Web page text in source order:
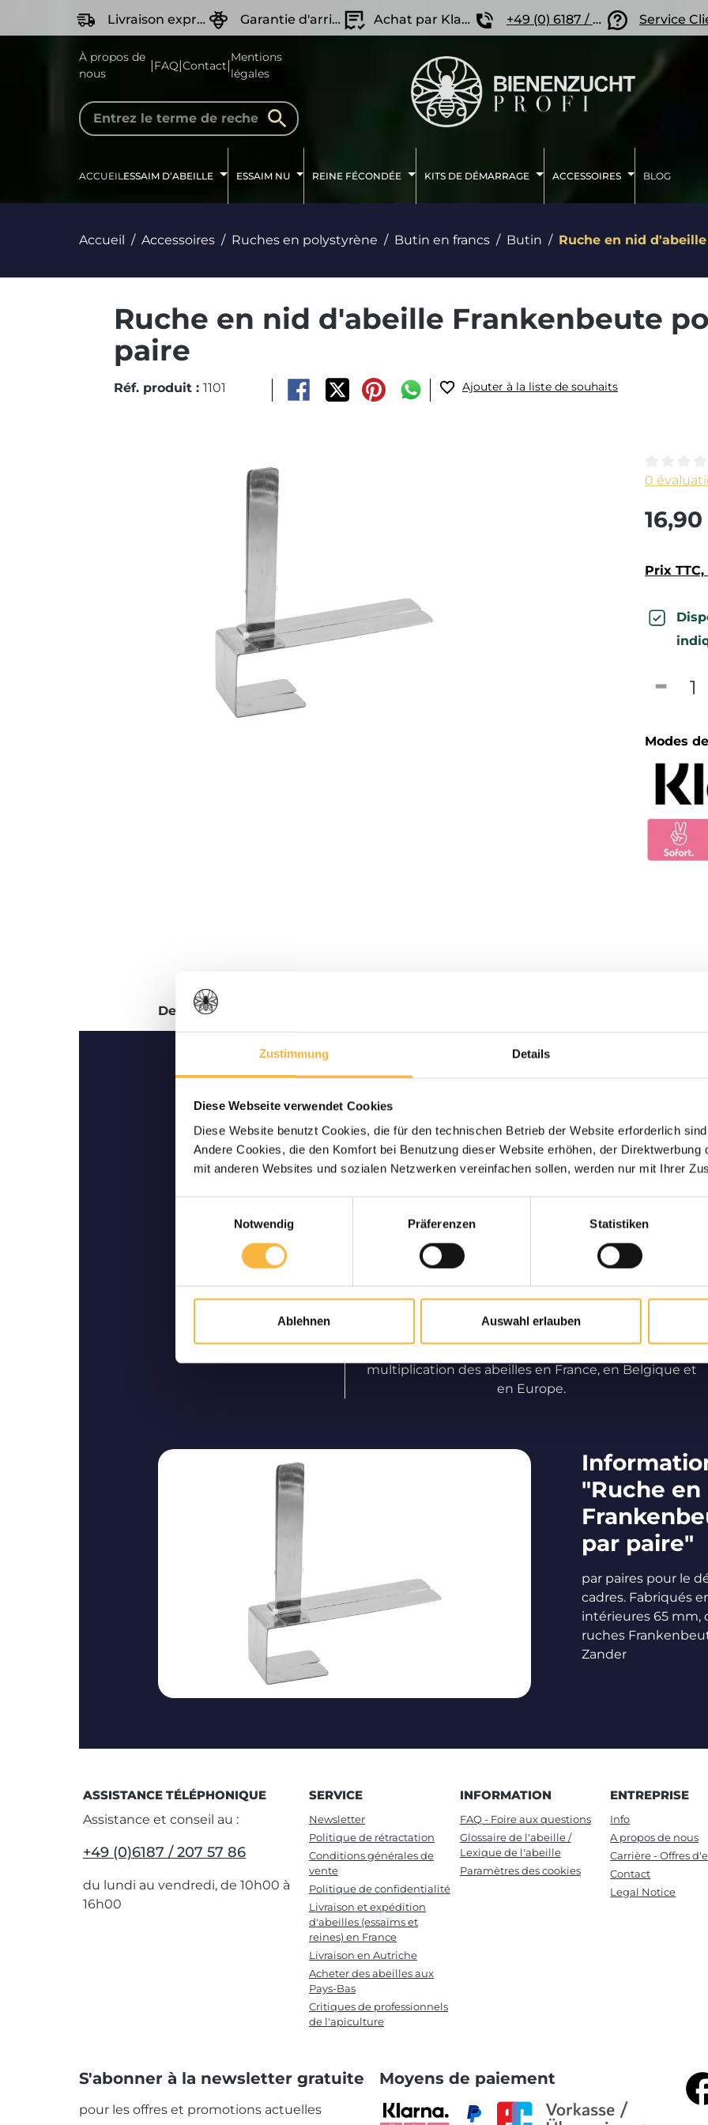
Zustimmung Details
Diese Webseite verwendet Cookies
Diese Website benutzt Cookies, die für den technischen Betrieb der Website erforderlich
Andere Cookies, die den Komfort bei Benutzung dieser Website erhöhen, der Direktwerbung
mit anderen Websites und sozialen Netzwerken vereinfachen sollen, werden nur mit Ihrer
Notwendig
Präferenzen Statistiken
Ablehnen Auswahl erlauben
Passer à la navigation principale
Livraison express Garantie d'arrivée Vivante Achat par Klarna +49 (0) 6187 / 207 57 86 Service
À propos de
nous
|FAQ|Contact|
Mentions
légales
ACCUEILESSAIM D‘ABEILLE ESSAIM NU REINE FÉCONDÉE KITS DE DÉMARRAGE ACCESSOIRES BLOG
Accueil Accessoires Ruches en polystyrène Butin en francs Butin Ruche en nid
Ruche en nid d'abeille Frankenbeute
paire
Réf. produit : 1101 Ajouter à la liste de souhaits
Note
0
Prix
Modes
Description
Garantie de Livraison Vivante chez
vous
Uniquement
Partenaire de longue
Apiculture professionnelle
multiplication des abeilles en France, en Belgique et
en Europe.
"Ruche
par paire"
par paires pour le
cadres. Fabriqués
intérieures 65 mm,
ruches
Zander
ASSISTANCE TÉLÉPHONIQUE
Assistance et conseil au :
+49 (0)6187 / 207 57 86
du lundi au vendredi, de 10h00 à
16h00
SERVICE
Newsletter
Politique de rétractation
Conditions générales de
vente
Politique de confidentialité
Livraison et expédition
d'abeilles (essaims et
reines) en France
Livraison en Autriche
Acheter des abeilles aux
Pays-Bas
Critiques de professionnels
de l'apiculture
INFORMATION
FAQ - Foire aux questions
Glossaire de l'abeille /
Lexique de l'abeille
Paramètres des cookies
ENTREPRISE
Info
A propos de nous
Carrière - Offres
Contact
Legal Notice
S'abonner à la newsletter gratuite
pour les offres et promotions actuelles
Moyens de paiement